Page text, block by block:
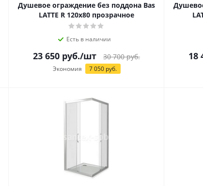
Душевое ограждение без поддона Bas
LATTE R 120х80 прозрачное
Есть в наличии
23 650 руб./шт 30 700руб.
Экономия 7 050руб.
18